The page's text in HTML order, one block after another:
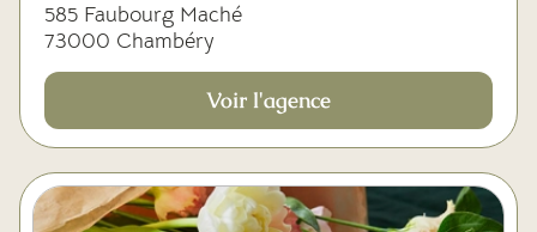
585 Faubourg Maché
73000 Chambéry
Voir l'agence